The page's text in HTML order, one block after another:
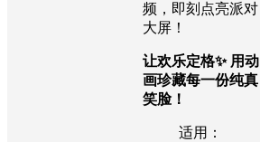
频，即刻点亮派对
大屏！
让欢乐定格✨ 用动
画珍藏每一份纯真
笑脸！
适用：